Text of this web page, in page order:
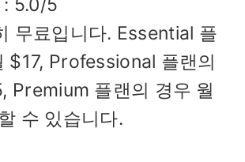
: 5.0/5
무료입니다. Essential 플
$17, Professional 플랜의
Premium 플랜의 경우 월
수 있습니다.